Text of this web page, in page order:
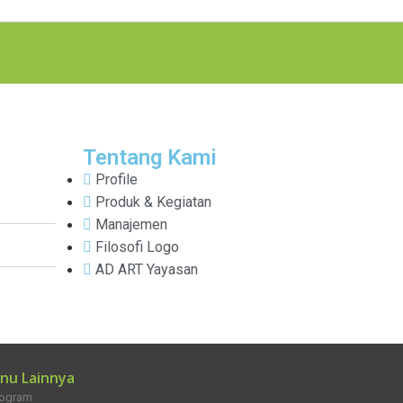
Tentang Kami
Profile
Produk & Kegiatan
Manajemen
Filosofi Logo
AD ART Yayasan
Lainnya